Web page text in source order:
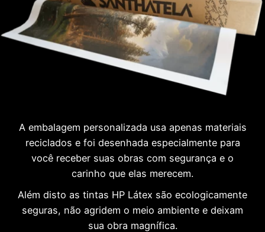
A embalagem personalizada usa apenas materiais
reciclados e foi desenhada especialmente para
você receber suas obras com segurança e o
carinho que elas merecem.
Além disto as tintas HP Látex são ecologicamente
seguras, não agridem o meio ambiente e deixam
sua obra magnífica.